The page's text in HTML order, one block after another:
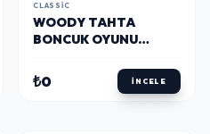
CLASSIC
WOODY TAHTA
BONCUK OYUNU
S00000575
₺0 İNCELE